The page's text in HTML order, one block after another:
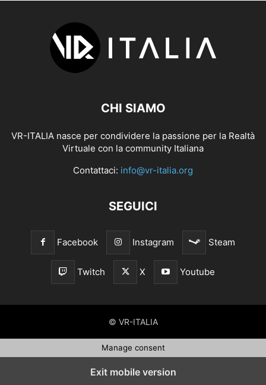
CHI SIAMO
VR-ITALIA nasce per condividere la passione per la Realtà
Virtuale con la community Italiana
Contattaci: info@vr-italia.org
SEGUICI
Facebook Instagram Steam
Twitch X Youtube
© VR-ITALIA
Manage consent
Exit mobile version